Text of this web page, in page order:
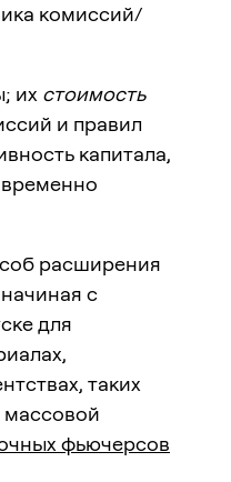
комиссий/
их стоимость
и правил
капитала,
расширения
с
для
таких
фьючерсов